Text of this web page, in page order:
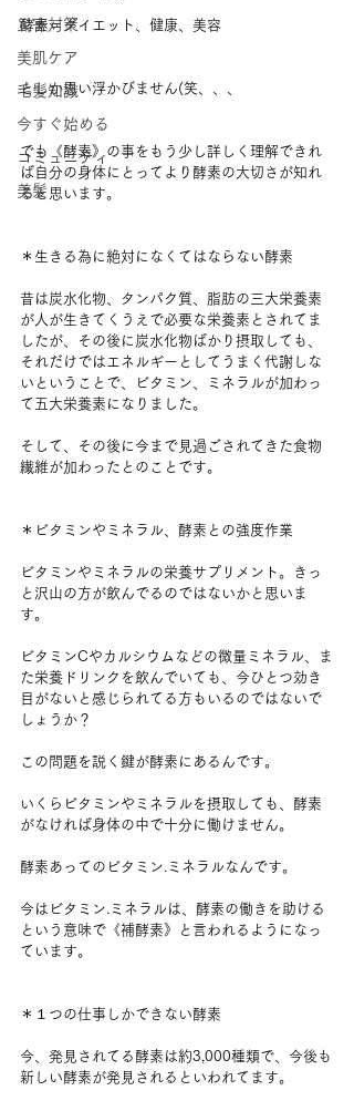
災害対策
美肌ケア
毛髪知識
今すぐ始める
コミュニティ
美髪
酵素＝ダイエット、健康、美容
としか思い浮かびません(笑、、、
でも《酵素》の事をもう少し詳しく理解できれ
ば自分の身体にとってより酵素の大切さが知れ
ると思います。
＊生きる為に絶対になくてはならない酵素
昔は炭水化物、タンパク質、脂肪の三大栄養素
が人が生きてくうえで必要な栄養素とされてま
したが、その後に炭水化物ばかり摂取しても、
それだけではエネルギーとしてうまく代謝しな
いということで、ビタミン、ミネラルが加わっ
て五大栄養素になりました。
そして、その後に今まで見過ごされてきた食物
繊維が加わったとのことです。
＊ビタミンやミネラル、酵素との強度作業
ビタミンやミネラルの栄養サプリメント。きっ
と沢山の方が飲んでるのではないかと思いま
す。
ビタミンCやカルシウムなどの微量ミネラル、ま
た栄養ドリンクを飲んでいても、今ひとつ効き
目がないと感じられてる方もいるのではないで
しょうか？
この問題を説く鍵が酵素にあるんです。
いくらビタミンやミネラルを摂取しても、酵素
がなければ身体の中で十分に働けません。
酵素あってのビタミン.ミネラルなんです。
今はビタミン.ミネラルは、酵素の働きを助ける
という意味で《補酵素》と言われるようになっ
ています。
＊１つの仕事しかできない酵素
今、発見されてる酵素は約3,000種類で、今後も
新しい酵素が発見されるといわれてます。